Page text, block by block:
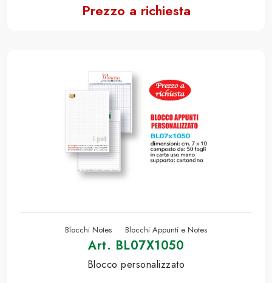
Prezzo a richiesta
Blocchi Notes Blocchi Appunti e Notes
Art. BL07X1050
Blocco personalizzato